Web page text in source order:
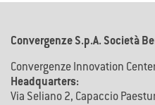
Convergenze S.p.A. Società
Convergenze Innovation
Headquarters:
Via Seliano 2, Capaccio